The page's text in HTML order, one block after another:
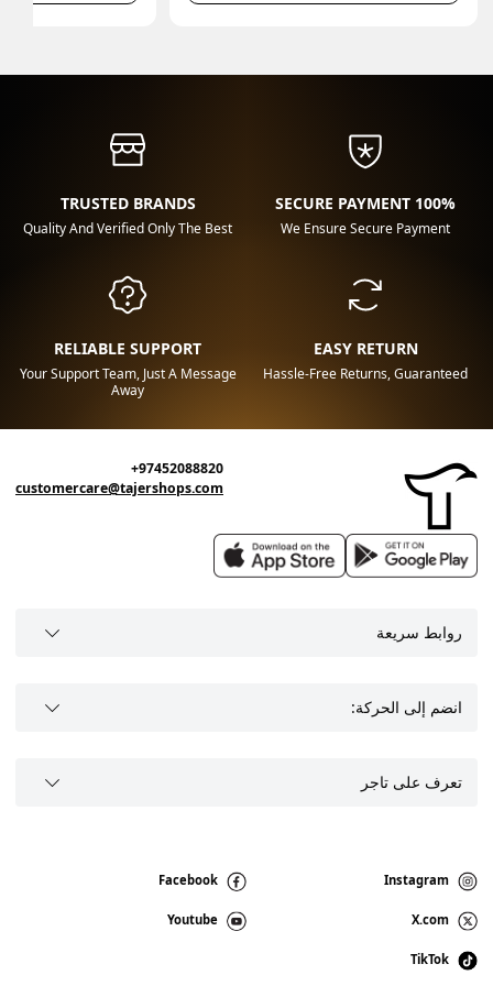
100% SECURE PAYMENT
We Ensure Secure Payment
TRUSTED BRANDS
Quality And Verified Only The Best
EASY RETURN
Hassle-Free Returns, Guaranteed
RELIABLE SUPPORT
Your Support Team, Just A Message
Away
+97452088820
customercare@tajershops.com
روابط سريعة
انضم إلى الحركة:
تعرف على تاجر
Instagram
Facebook
X.com
Youtube
TikTok